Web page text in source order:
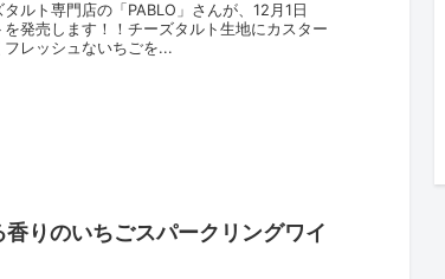
ルト専門店の「PABLO」さんが、12月1日
発売します！！チーズタルト生地にカスター
レッシュないちごを...
りのいちごスパークリングワイ